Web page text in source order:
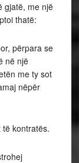
gjatë, me një
thatë:
përpara se
në një
me ty sot
nëpër
kontratës.